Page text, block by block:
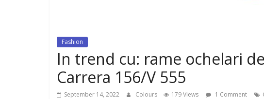
Fashion
In trend cu: rame ochelari
Carrera 156/V 555
September 14, 2022 Colours 179 Views 1 Comment